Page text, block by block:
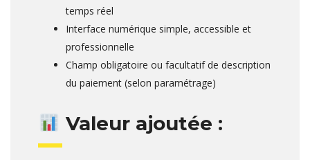
temps réel
Interface numérique simple, accessible et
professionnelle
Champ obligatoire ou facultatif de description
du paiement (selon paramétrage)
Valeur ajoutée :